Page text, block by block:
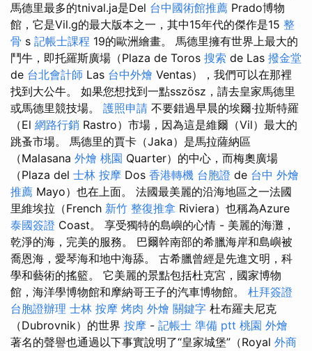
馬德里最多的tnival.ja是Del 台中國術館推薦 Prado博物
館，它是Vil.g的最大版本之一，其中15年代的傑作是15 整
骨 s 記帳士課程 19的歐洲繪畫。 馬德里擁有世界上最大的
鬥牛，即托羅斯廣場（Plaza de Toros 搜索 de Las 撥金堂
de 台北會計師 Las 台中外燴 Ventas），我們可以在那裡
找到大公牛。 如果您想找到一點sszösz，請去皇家馬德里
或馬德里競技場。 護照申請 不要錯過早晨的埃爾·拉斯特羅
（El 網路行銷 Rastro）市場，因為這是維爾（Vil）最大的
跳蚤市場。 馬德里的賈卡（Jaka）是馬拉薩納區
（Malasana 外燴 桃園 Quarter）的中心，而梅奧廣場
（Plaza del 士林 按摩 Dos 香港轉機 台胞證 de 台中 外燴
推薦 Mayo）也在上面。 法國最美麗的沿海地區之一法國
里維埃拉（French 新竹 整復推拿 Riviera）也稱為Azure
泰國簽證 Coast。 享受獨特的島嶼的心情 - 美麗的海灘，
乾淨的海，完美的服務。 巴爾幹南部的希臘海岸和島嶼被
喬恩海，愛琴海和地中海舔。 古希臘曾經是先進文明，科
學和藝術的搖籃。 它美麗的景點包括杜克宮，國家博物
館，海洋學博物館和摩納哥王子的汽車博物館。 杜拜簽證
台胞證辦理 士林 按摩 烤肉 外燴 關鍵字 杜布羅夫尼克
（Dubrovnik）的世界 按摩 - 記帳士 準備 ptt 桃園 外燴
著名的聲譽也通過以下事實說明了“皇家城堡”（Royal 外商